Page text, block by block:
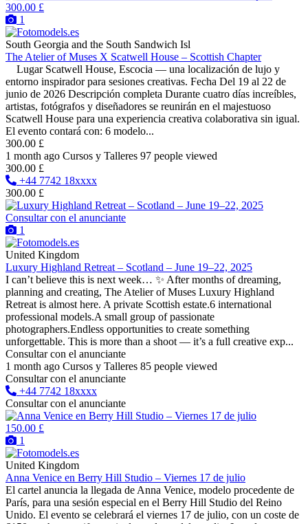
300.00 £
1
South Georgia and the South Sandwich Isl
The Atelier of Muses X Scatwell House – Scottish Chapter
Lugar Scatwell House, Escocia — una localización de lujo y
entorno inspirador para sesiones creativas. Fecha Del 19 al 22 de
junio de 2026 Descripción completa Durante cuatro días increíbles,
artistas, fotógrafos y diseñadores se reunirán en el majestuoso
Scatwell House para una experiencia creativa colaborativa sin igual.
El evento contará con: 6 modelo...
300.00 £
1 month ago Cursos y Talleres 97 people viewed
300.00 £
+44 7742 18xxxx
300.00 £
Consultar con el anunciante
1
United Kingdom
Luxury Highland Retreat – Scotland – June 19–22, 2025
I can’t believe this is next week… ✨ After months of dreaming,
planning and creating, The Atelier of Muses Luxury Highland
Retreat is almost here. A private Scottish estate.6 international
professional models.A small group of passionate
photographers.Endless opportunities to create something
unforgettable. This is more than a shoot — it’s a full creative exp...
Consultar con el anunciante
1 month ago Cursos y Talleres 85 people viewed
Consultar con el anunciante
+44 7742 18xxxx
Consultar con el anunciante
150.00 £
1
United Kingdom
Anna Venice en Berry Hill Studio – Viernes 17 de julio
El cartel anuncia la llegada de Anna Venice, modelo procedente de
París, para una sesión especial en el Berry Hill Studio del Reino
Unido. El evento se celebrará el viernes 17 de julio, con un coste de